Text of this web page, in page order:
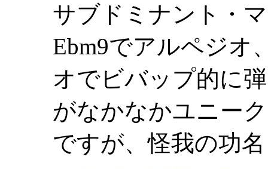
サブドミナント・
Ebm9でアルペジオ
オでビバップ的に
がなかなかユニー
ですが、怪我の功